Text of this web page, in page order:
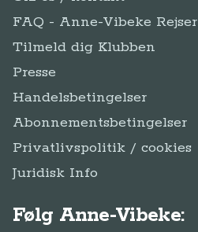
FAQ - Anne-Vibeke Rejser
Tilmeld dig Klubben
Presse
Handelsbetingelser
Abonnementsbetingelser
Privatlivspolitik / cookies
Juridisk Info
Følg Anne-Vibeke: